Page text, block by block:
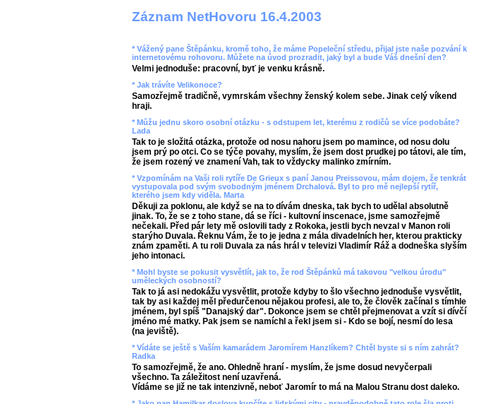
Záznam NetHovoru 16.4.2003
* Vážený pane Štěpánku, kromě toho, že máme Popeleční středu, přijal jste naše pozvání k
internetovému rohovoru. Můžete na úvod prozradit, jaký byl a bude Váš dnešní den?
Velmi jednoduše: pracovní, byť je venku krásně.
* Jak trávíte Velikonoce?
Samozřejmě tradičně, vymrskám všechny ženský kolem sebe. Jinak celý víkend
hraji.
* Můžu jednu skoro osobní otázku - s odstupem let, kterému z rodičů se více podobáte?
Lada
Tak to je složitá otázka, protože od nosu nahoru jsem po mamince, od nosu dolu
jsem prý po otci. Co se týče povahy, myslím, že jsem dost prudkej po tátovi, ale tím,
že jsem rozený ve znamení Vah, tak to vždycky malinko zmírním.
* Vzpomínám na Vaši roli rytíře De Grieux s paní Janou Preissovou, mám dojem, že tenkrát
vystupovala pod svým svobodným jménem Drchalová. Byl to pro mě nejlepší rytíř,
kterého jsem kdy viděla. Marta
Děkuji za poklonu, ale když se na to dívám dneska, tak bych to udělal absolutně
jinak. To, že se z toho stane, dá se říci - kultovní inscenace, jsme samozřejmě
nečekali. Před pár lety mě oslovili tady z Rokoka, jestli bych nevzal v Manon roli
starýho Duvala. Řeknu Vám, že to je jedna z mála divadelních her, kterou prakticky
znám zpaměti. A tu roli Duvala za nás hrál v televizi Vladimír Ráž a dodneška slyším
jeho intonaci.
* Mohl byste se pokusit vysvětlít, jak to, že rod Štěpánků má takovou "velkou úrodu"
uměleckých osobností?
Tak to já asi nedokážu vysvětlit, protože kdyby to šlo všechno jednoduše vysvětlit,
tak by asi každej měl předurčenou nějakou profesi, ale to, že člověk začínal s tímhle
jménem, byl spíš "Danajský dar". Dokonce jsem se chtěl přejmenovat a vzít si dívčí
jméno mé matky. Pak jsem se namíchl a řekl jsem si - Kdo se bojí, nesmí do lesa
(na jeviště).
* Vídáte se ještě s Vaším kamarádem Jaromírem Hanzlíkem? Chtěl byste si s ním zahrát?
Radka
To samozřejmě, že ano. Ohledně hraní - myslím, že jsme dosud nevyčerpali
všechno. Ta záležitost není uzavřená.
Vídáme se již ne tak intenzivně, neboť Jaromír to má na Malou Stranu dost daleko.